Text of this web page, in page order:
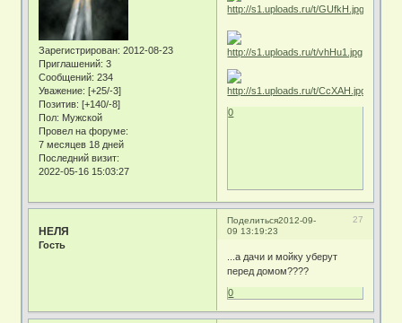
Зарегистрирован: 2012-08-23
Приглашений: 3
Сообщений: 234
Уважение: [+25/-3]
Позитив: [+140/-8]
Пол: Мужской
Провел на форуме:
7 месяцев 18 дней
Последний визит:
2022-05-16 15:03:27
0
Поделиться 27
2012-09-
09 13:19:23
НЕЛЯ
Гость
...а дачи и мойку уберут
перед домом????
0